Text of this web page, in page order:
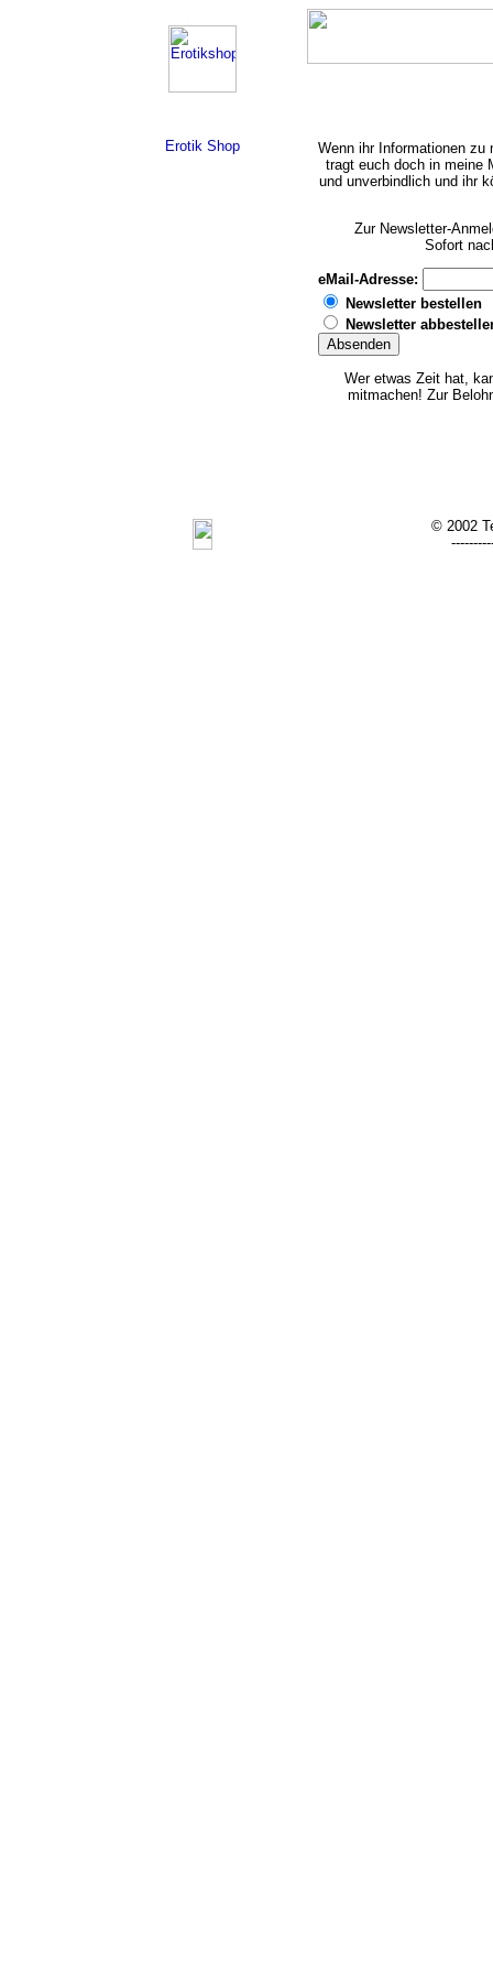
Erotik Shop
Wenn ihr Informationen zu
tragt euch doch in meine
und unverbindlich und ihr
Zur Newsletter-
Sofort
eMail-Adresse:
Newsletter bestellen
Newsletter
Wer etwas Zeit hat,
mitmachen! Zur
© 2002